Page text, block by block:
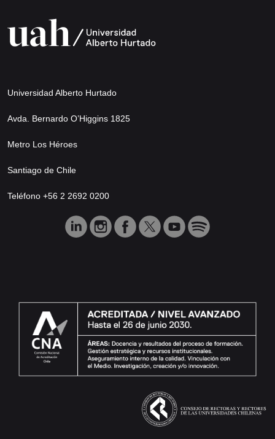
Universidad Alberto Hurtado
Avda. Bernardo O’Higgins 1825
Metro Los Héroes
Santiago de Chile
Teléfono +56 2 2692 0200